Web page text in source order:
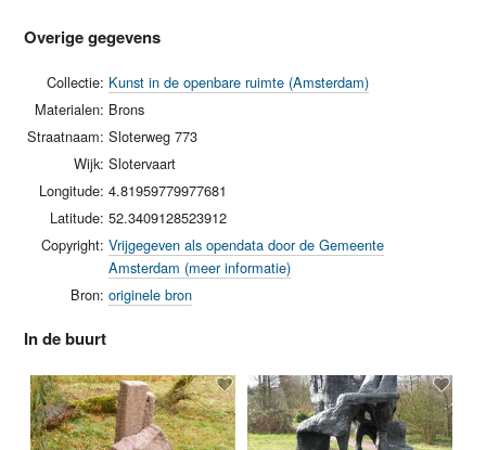
Overige gegevens
Collectie: Kunst in de openbare ruimte (Amsterdam)
Materialen: Brons
Straatnaam: Sloterweg 773
Wijk: Slotervaart
Longitude: 4.81959779977681
Latitude: 52.3409128523912
Copyright: Vrijgegeven als opendata door de Gemeente
Amsterdam (meer informatie)
Bron: originele bron
In de buurt